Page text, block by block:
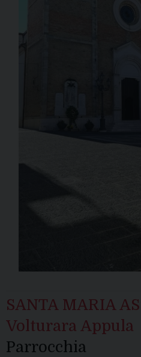
SANTA MARIA
Volturara Appula
Parrocchia